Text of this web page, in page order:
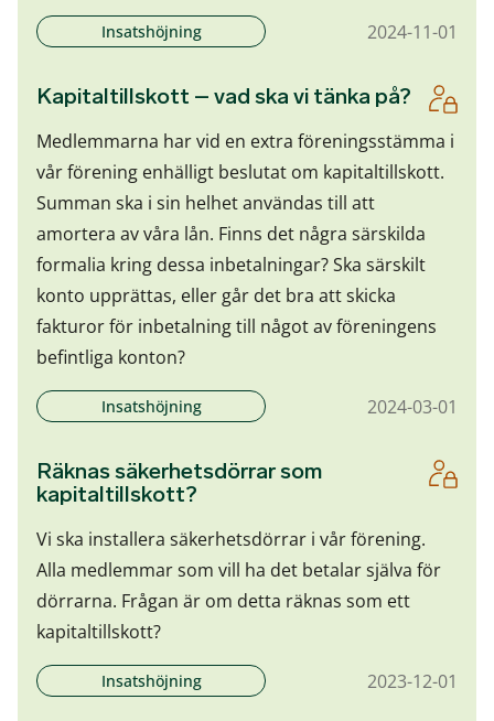
Insatshöjning 2024-11-01
Kapitaltillskott – vad ska vi tänka på?
Medlemmarna har vid en extra föreningsstämma i
vår förening enhälligt beslutat om kapitaltillskott.
Summan ska i sin helhet användas till att
amortera av våra lån. Finns det några särskilda
formalia kring dessa inbetalningar? Ska särskilt
konto upprättas, eller går det bra att skicka
fakturor för inbetalning till något av föreningens
befintliga konton?
Insatshöjning 2024-03-01
Räknas säkerhetsdörrar som
kapitaltillskott?
Vi ska installera säkerhetsdörrar i vår förening.
Alla medlemmar som vill ha det betalar själva för
dörrarna. Frågan är om detta räknas som ett
kapitaltillskott?
Insatshöjning 2023-12-01